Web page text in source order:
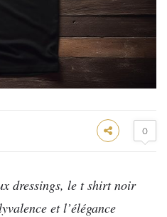
0
dressings, le t shirt noir
et l’élégance